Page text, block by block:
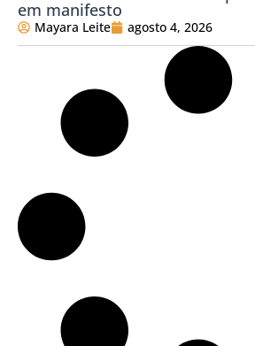
em manifesto
Mayara Leite agosto 4, 2026